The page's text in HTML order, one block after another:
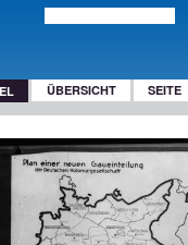
ÜBERSICHT SEITE